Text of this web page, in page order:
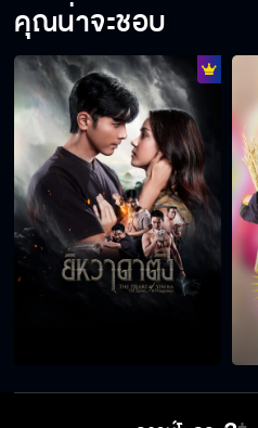
คุณพี่เจ้าข
คุณพี่เจ้าขา
คุณพี่เจ้าข
คุณพี่เจ้าข
คุณน่าจะชอบ